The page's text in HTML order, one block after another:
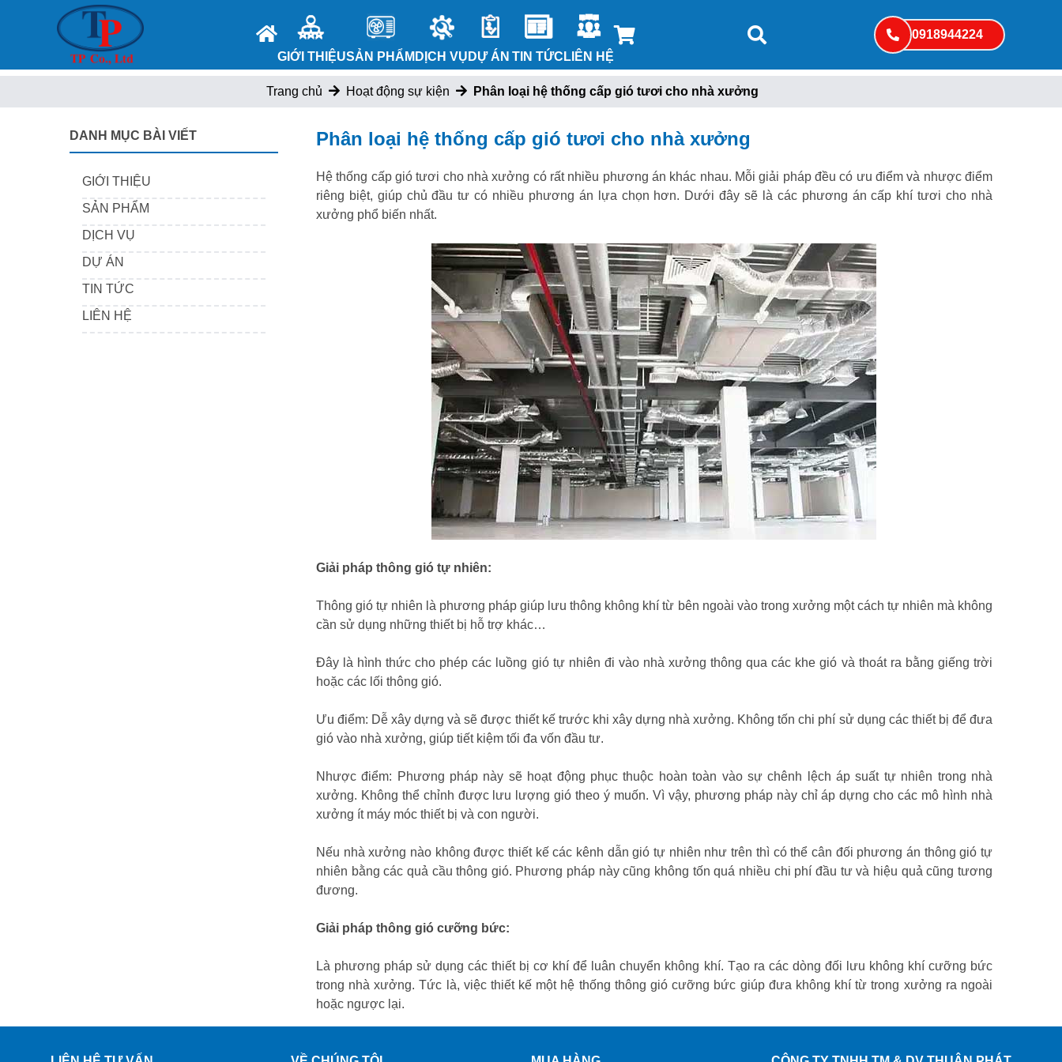
GIỚI THIỆUSẢN PHẨM DỊCH VỤ DỰ ÁN TIN TỨC LIÊN HỆ
0918944224
Trang chủ Hoạt động sự kiện Phân loại hệ thống cấp gió tươi cho nhà xưởng
DANH MỤC BÀI VIẾT
GIỚI THIỆU
SẢN PHẨM
DỊCH VỤ
DỰ ÁN
TIN TỨC
LIÊN HỆ
Phân loại hệ thống cấp gió tươi cho nhà xưởng
Hệ thống cấp gió tươi cho nhà xưởng có rất nhiều phương án khác nhau. Mỗi giải pháp đều có ưu điểm và nhược điểm
riêng biệt, giúp chủ đầu tư có nhiều phương án lựa chọn hơn. Dưới đây sẽ là các phương án cấp khí tươi cho nhà
xưởng phổ biến nhất.
Giải pháp thông gió tự nhiên:
Thông gió tự nhiên là phương pháp giúp lưu thông không khí từ bên ngoài vào trong xưởng một cách tự nhiên mà không
cần sử dụng những thiết bị hỗ trợ khác…
Đây là hình thức cho phép các luồng gió tự nhiên đi vào nhà xưởng thông qua các khe gió và thoát ra bằng giếng trời
hoặc các lối thông gió.
Ưu điểm: Dễ xây dựng và sẽ được thiết kế trước khi xây dựng nhà xưởng. Không tốn chi phí sử dụng các thiết bị để đưa
gió vào nhà xưởng, giúp tiết kiệm tối đa vốn đầu tư.
Nhược điểm: Phương pháp này sẽ hoạt động phục thuộc hoàn toàn vào sự chênh lệch áp suất tự nhiên trong nhà
xưởng. Không thể chỉnh được lưu lượng gió theo ý muốn. Vì vậy, phương pháp này chỉ áp dựng cho các mô hình nhà
xưởng ít máy móc thiết bị và con người.
Nếu nhà xưởng nào không được thiết kế các kênh dẫn gió tự nhiên như trên thì có thể cân đối phương án thông gió tự
nhiên bằng các quả cầu thông gió. Phương pháp này cũng không tốn quá nhiều chi phí đầu tư và hiệu quả cũng tương
đương.
Giải pháp thông gió cưỡng bức:
Là phương pháp sử dụng các thiết bị cơ khí để luân chuyển không khí. Tạo ra các dòng đối lưu không khí cưỡng bức
trong nhà xưởng. Tức là, việc thiết kế một hệ thống thông gió cưỡng bức giúp đưa không khí từ trong xưởng ra ngoài
hoặc ngược lại.